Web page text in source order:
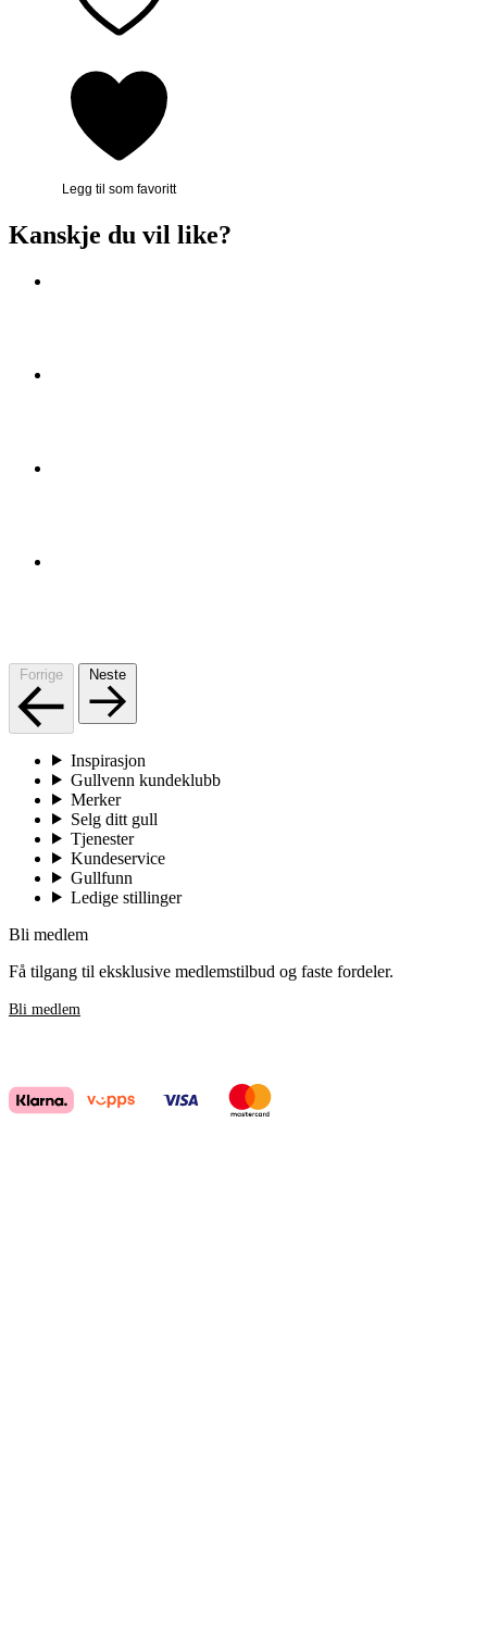
Legg til som favoritt
Kanskje du vil like?
Forrige Neste
Inspirasjon
Gullvenn kundeklubb
Merker
Selg ditt gull
Tjenester
Kundeservice
Gullfunn
Ledige stillinger
Bli medlem
Få tilgang til eksklusive medlemstilbud og faste fordeler.
Bli medlem